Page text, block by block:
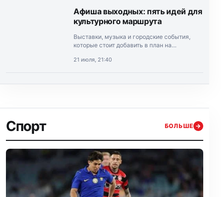
Афиша выходных: пять идей для
культурного маршрута
Выставки, музыка и городские события,
которые стоит добавить в план на
21 июля, 21:40
Спорт БОЛЬШЕ →